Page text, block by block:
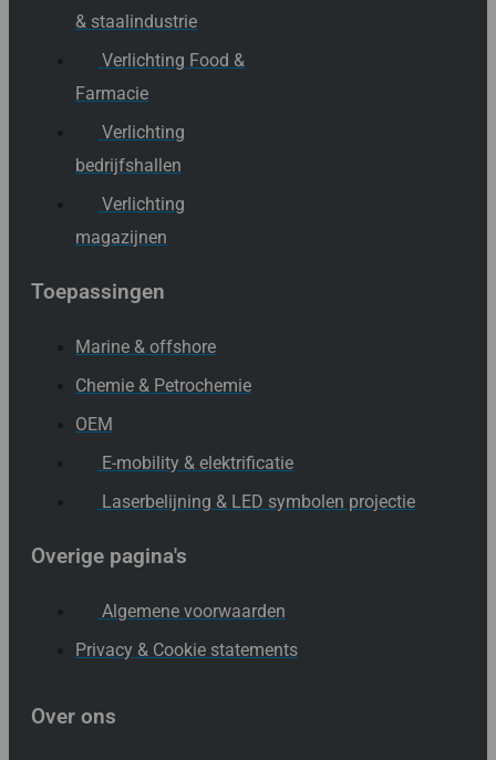
& staalindustrie
Verlichting Food &
Farmacie
Verlichting
bedrijfshallen
Verlichting
magazijnen
Toepassingen
Marine & offshore
Chemie & Petrochemie
OEM
E-mobility & elektrificatie
Laserbelijning & LED symbolen projectie
Overige pagina's
Algemene voorwaarden
Privacy & Cookie statements
Over ons